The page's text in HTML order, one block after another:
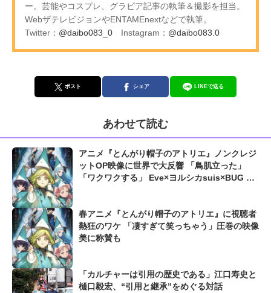
ー。芸能やコスプレ、グラビア記事の執筆＆撮影を担当。
WebザテレビジョンやENTAMEnextなどで執筆。
Twitter： @daibo083_0 Instagram： @daibo083.0
ポスト シェア LINEで送る
あわせて読む
アニメ『とんがり帽子のアトリエ』ノンクレジ
ットOP映像に世界で大反響 「鳥肌立った」
「ワクワクする」 Eve×ヨルシカsuis×BUG FI
春アニメ『とんがり帽子のアトリエ』に視聴者
熱狂のワケ 「凄すぎて笑っちゃう」圧巻の映像
美に称賛も
「カルチャーは引用の歴史である」江口寿史と
樋口毅宏、“引用と継承”をめぐる対話